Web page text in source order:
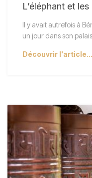
L’éléphant et
Il y avait autrefois à
un jour dans son
Découvrir l'article...